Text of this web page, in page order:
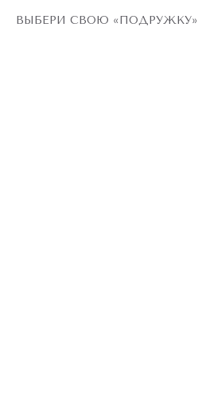
ВЫБЕРИ СВОЮ «ПОДРУЖКУ»